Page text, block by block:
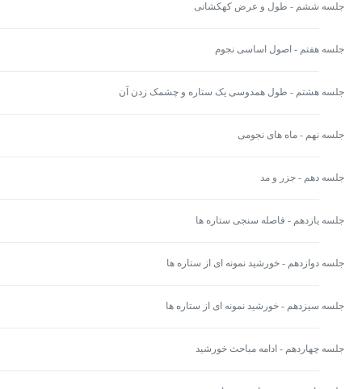
جلسه ششم - طول و عرض کهکشانی
جلسه هفتم - اصول اساسی نجوم
جلسه هشتم - طول همدوسی یک ستاره و چشمک زدن آن
جلسه نهم - ماه های نجومی
جلسه دهم - جزر و مد
جلسه یازدهم - فاصله سنجی ستاره ها
جلسه دوازدهم - خورشید نمونه ای از ستاره ها
جلسه سیزدهم - خورشید نمونه ای از ستاره ها
جلسه چهاردهم - ادامه مباحث خورشید